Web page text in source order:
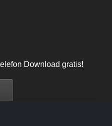
Download gratis!